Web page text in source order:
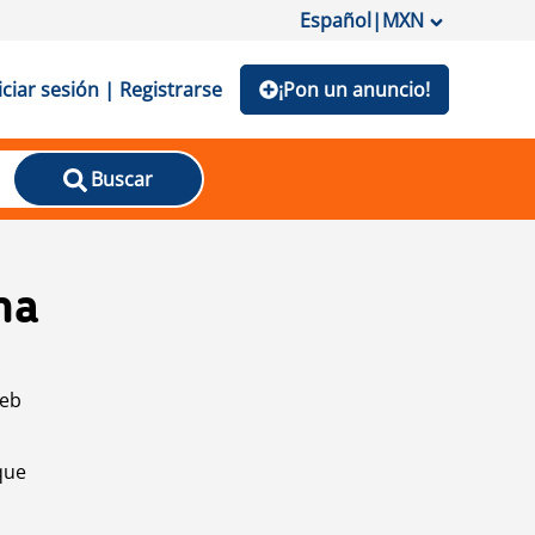
Español|MXN
sesión | Registrarse ¡Pon un anuncio!
Buscar